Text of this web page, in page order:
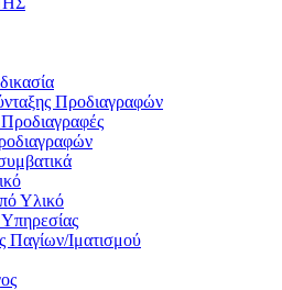
Προδιαγραφών
Υλικό
Παγίων/Ιματισμού